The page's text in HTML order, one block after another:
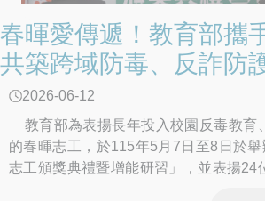
春暉愛傳遞！教育部攜
共築跨域防毒、反詐防
2026-06-12
教育部為表揚長年投入校園反毒教育
的春暉志工，於115年5月7日至8日於
志工頒獎典禮暨增能研習」，並表揚24